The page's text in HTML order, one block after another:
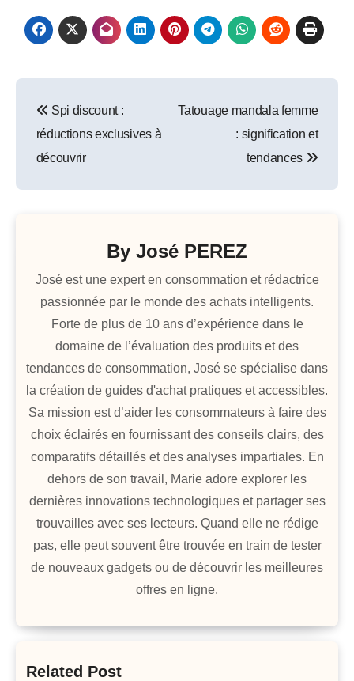
de
l’article
Spi discount :
réductions exclusives à
découvrir
Tatouage mandala femme
: signification et
tendances
By José PEREZ
José est une expert en consommation et rédactrice
passionnée par le monde des achats intelligents.
Forte de plus de 10 ans d’expérience dans le
domaine de l’évaluation des produits et des
tendances de consommation, José se spécialise dans
la création de guides d'achat pratiques et accessibles.
Sa mission est d’aider les consommateurs à faire des
choix éclairés en fournissant des conseils clairs, des
comparatifs détaillés et des analyses impartiales. En
dehors de son travail, Marie adore explorer les
dernières innovations technologiques et partager ses
trouvailles avec ses lecteurs. Quand elle ne rédige
pas, elle peut souvent être trouvée en train de tester
de nouveaux gadgets ou de découvrir les meilleures
offres en ligne.
Related Post